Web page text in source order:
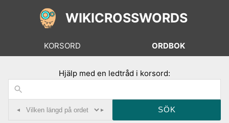
WIKICROSSWORDS
KORSORD ORDBOK
Hjälp med en ledtråd i korsord:
◂ ▸